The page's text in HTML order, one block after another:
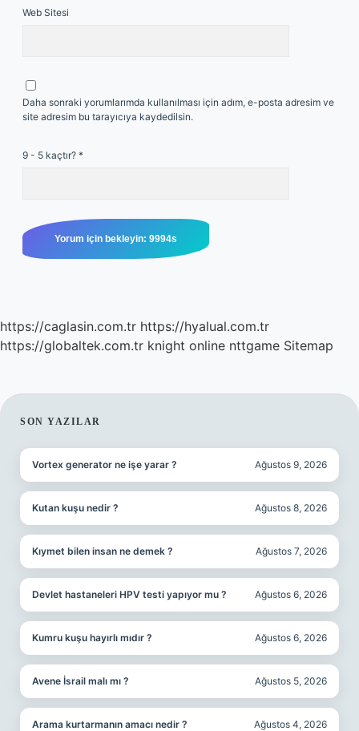
Web Sitesi
Daha sonraki yorumlarımda kullanılması için adım, e-posta adresim ve
site adresim bu tarayıcıya kaydedilsin.
9 - 5 kaçtır? *
https://caglasin.com.tr https://hyalual.com.tr
https://globaltek.com.tr knight online nttgame Sitemap
SIDEBAR
SON YAZILAR
Vortex generator ne işe yarar ? Ağustos 9, 2026
Kutan kuşu nedir ? Ağustos 8, 2026
Kıymet bilen insan ne demek ? Ağustos 7, 2026
Devlet hastaneleri HPV testi yapıyor mu ? Ağustos 6, 2026
Kumru kuşu hayırlı mıdır ? Ağustos 6, 2026
Avene İsrail malı mı ? Ağustos 5, 2026
Arama kurtarmanın amacı nedir ? Ağustos 4, 2026